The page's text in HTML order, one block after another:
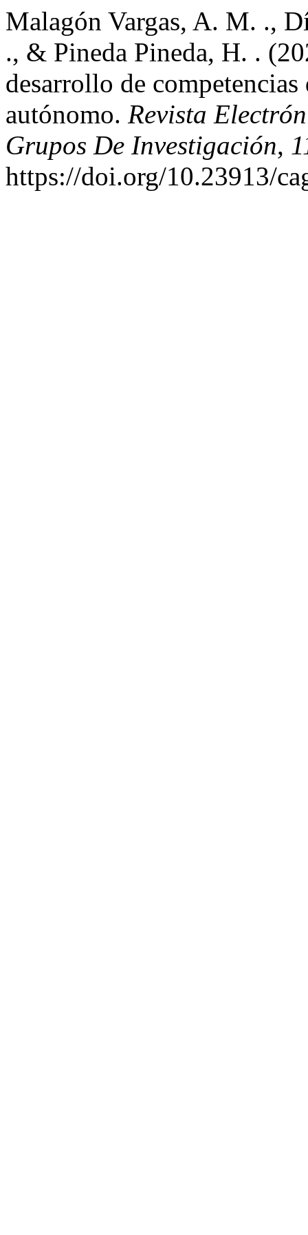
Malagón Vargas, A. M. .,
., & Pineda Pineda, H. .
desarrollo de
autónomo. Revista
Grupos De Investigación,
https://doi.org/10.23913/